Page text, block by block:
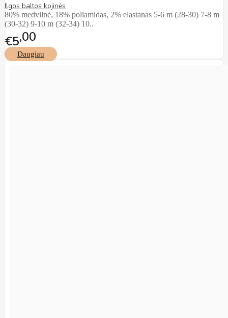
Ilgos baltos kojinės
80% medvilnė, 18% poliamidas, 2% elastanas 5-6 m (28-30) 7-8 m
(30-32) 9-10 m (32-34) 10..
€5 00
Daugiau